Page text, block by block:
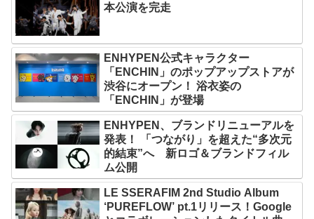
本公演を完走
ENHYPEN公式キャラクター
「ENCHIN」のポップアップストアが
渋谷にオープン！ 浴衣姿の
「ENCHIN」が登場
ENHYPEN、ブランドリニューアルを
発表！ 「つながり」を超えた“多次元
的結束”へ 新ロゴ＆ブランドフィル
ム公開
LE SSERAFIM 2nd Studio Album
‘PUREFLOW’ pt.1リリース！Google